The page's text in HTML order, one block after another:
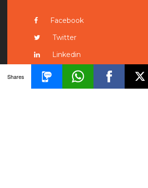
Facebook
Twitter
Linkedin
Pinterest
Instagram
Shares